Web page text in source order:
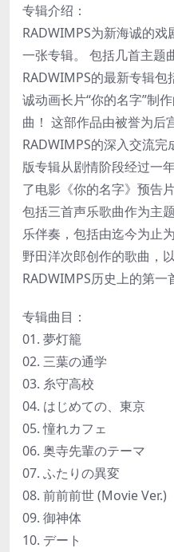
专辑介绍：
RADWIMPS为新海诚的戏
一张专辑。 包括几首主题
RADWIMPS的最新专辑
诚动画长片“你的名字”制
曲！ 这部作品由被誉为后
RADWIMPS的深入交流
版专辑从剧情阶段经过一
了电影《你的名字》预告
包括三首声乐歌曲作为主
乐伴奏，包括由迄今为止
野田洋次郎创作的歌曲，
RADWIMPS历史上的第一
专辑曲目：
01. 夢灯籠
02. 三葉の通学
03. 糸守高校
04. はじめての、東京
05. 憧れカフェ
06. 奥寺先輩のテーマ
07. ふたりの異変
08. 前前前世 (Movie Ver.)
09. 御神体
10. デート